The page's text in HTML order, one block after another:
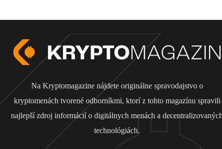
Na Kryptomagazine nájdete originálne spravodajstvo o
kryptomenách tvorené odborníkmi, ktorí z tohto magazínu spravili
najlepší zdroj informácií o digitálnych menách a
technológiách.